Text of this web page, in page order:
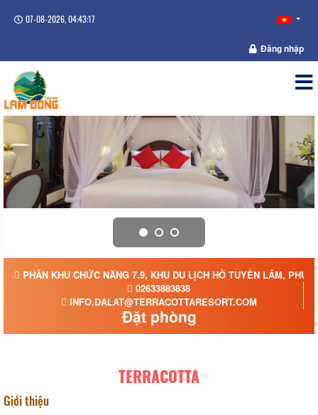
07-08-2026, 04:43:18
Đăng nhập
PHÂN KHU CHỨC NĂNG 7.9, KHU DU LỊCH HỒ TUYỀN LÂM,
02633883838
INFO.DALAT@TERRACOTTARESORT.COM
Đặt phòng
TERRACOTTA
Giới thiệu